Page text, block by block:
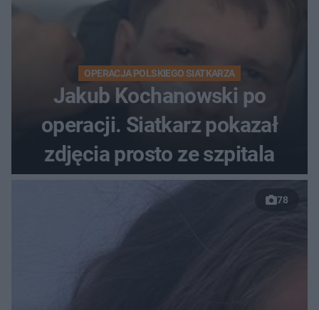
OPERACJA POLSKIEGO SIATKARZA
Jakub Kochanowski po
operacji. Siatkarz pokazał
zdjęcia prosto ze szpitala
78